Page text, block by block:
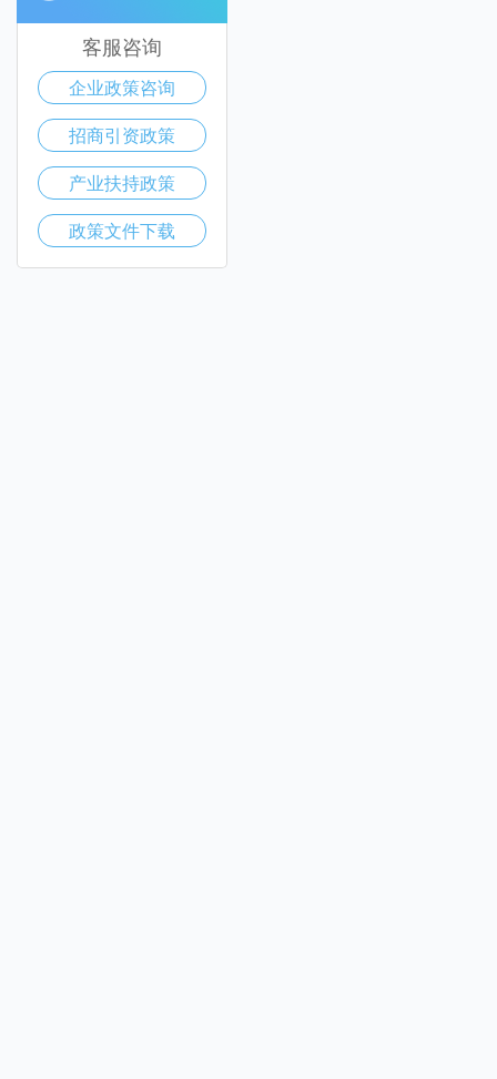
客服咨询
企业政策咨询
招商引资政策
产业扶持政策
政策文件下载